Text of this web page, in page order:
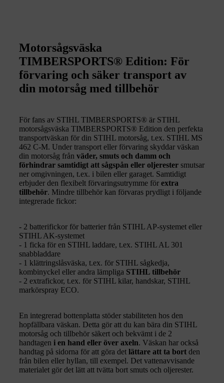
Motorsågsväska
TIMBERSPORTS® Edition: För
förvaring och säker transport av
din motorsåg med tillbehör
För fans av STIHL TIMBERSPORTS® är STIHL
motorsågsväska TIMBERSPORTS® Edition den perfekta
transportväskan för din STIHL motorsåg, t.ex. STIHL MS
462 C-M. Under transport eller förvaring skyddar väskan
din motorsåg från väder, smuts och damm och
förhindrar samtidigt att sågspån eller oljerester smutsar
ner omgivningen, t.ex. i bilen eller garaget. Samtidigt
erbjuder den flexibelt förvaringsutrymme för extra
tillbehör. Mindre tillbehör kan förvaras prydligt i följande
integrerade fickor:
- 2 batterifickor för batterier från STIHL AP-systemet eller
STIHL AK-systemet
- 1 ficka för en STIHL laddare, t.ex. STIHL AL 301
snabbladdare
- 1 klättringslåsväska, t.ex. för STIHL sågkedja,
kombinyckel eller andra lämpliga STIHL tillbehör
- 2 extrafickor, t.ex. för STIHL kilar, handskar, STIHL
markörspray ECO.
En integrerad bottenplatta stöder stabiliteten hos den
hopfällbara väskan. Detta gör att du kan bära din STIHL
motorsåg och tillbehör säkert och bekvämt i de 2
handtagen i en hand eller över axeln. Väskan har också
handtag på sidorna för att göra det lättare att ta bort den
från bilen eller hyllan, till exempel. Det vattenavvisande
materialet gör det lätt att tvätta bort smuts och oljerester.